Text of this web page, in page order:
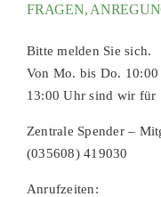
FRAGEN,
Bitte melden Sie sich.
Von Mo. bis Do.
13:00 Uhr sind wir für
Zentrale Spender –
(035608) 419030
Anrufzeiten: